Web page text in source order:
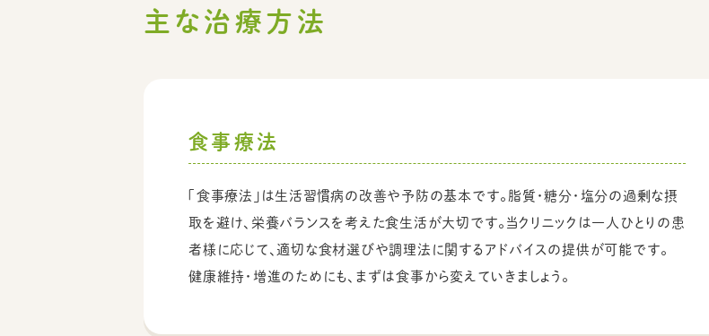
主な治療方法
食事療法
「食事療法」は生活習慣病の改善や予防の基本です。脂質・糖分・塩分の過剰な摂
取を避け、栄養バランスを考えた食生活が大切です。当クリニックは一人ひとりの患
者様に応じて、適切な食材選びや調理法に関するアドバイスの提供が可能です。
健康維持・増進のためにも、まずは食事から変えていきましょう。